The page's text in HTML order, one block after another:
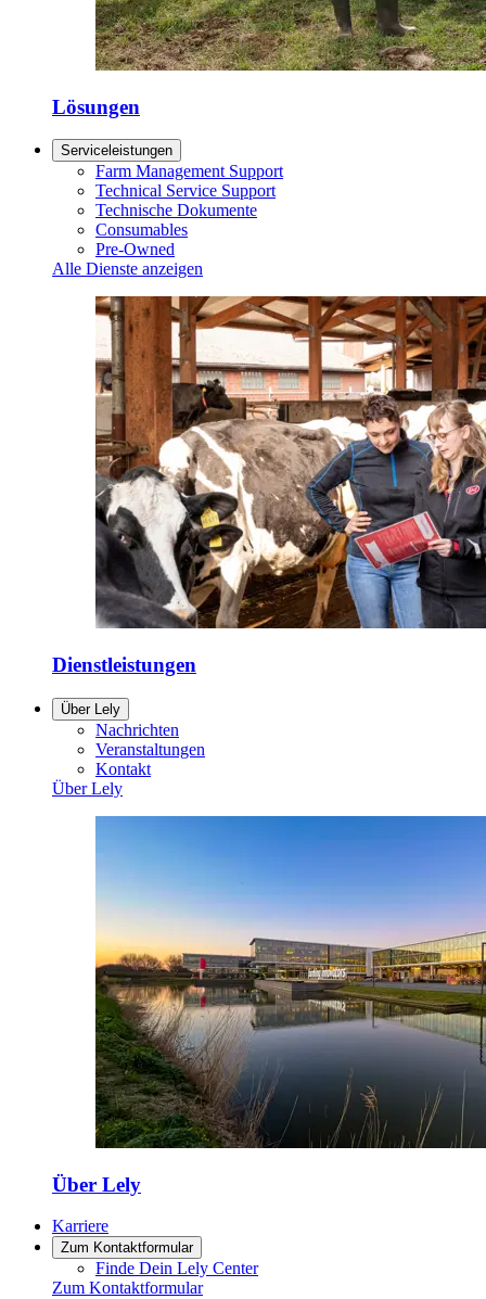
Lösungen
Serviceleistungen
Farm Management Support
Technical Service Support
Technische Dokumente
Consumables
Pre-Owned
Alle Dienste anzeigen
Dienstleistungen
Über Lely
Nachrichten
Veranstaltungen
Kontakt
Über Lely
Über Lely
Karriere
Zum Kontaktformular
Finde Dein Lely Center
Zum Kontaktformular